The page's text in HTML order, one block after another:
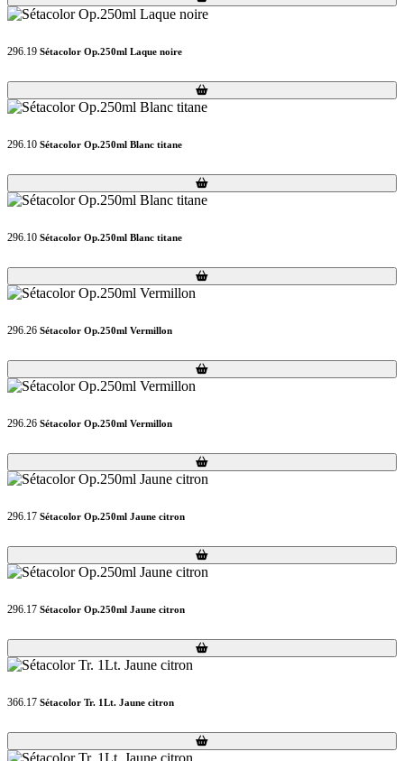
296.19 Sétacolor Op.250ml Laque noire
Loading...
Loading...
296.10 Sétacolor Op.250ml Blanc titane
Loading...
Loading...
296.10 Sétacolor Op.250ml Blanc titane
Loading...
Loading...
296.26 Sétacolor Op.250ml Vermillon
Loading...
Loading...
296.26 Sétacolor Op.250ml Vermillon
Loading...
Loading...
296.17 Sétacolor Op.250ml Jaune citron
Loading...
Loading...
296.17 Sétacolor Op.250ml Jaune citron
Loading...
Loading...
366.17 Sétacolor Tr. 1Lt. Jaune citron
Loading...
Loading...